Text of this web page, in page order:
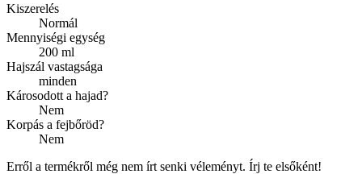
Kiszerelés
Normál
Mennyiségi egység
200 ml
Hajszál vastagsága
minden
Károsodott a hajad?
Nem
Korpás a fejbőröd?
Nem
Erről a termékről még nem írt senki véleményt. Írj te elsőként!